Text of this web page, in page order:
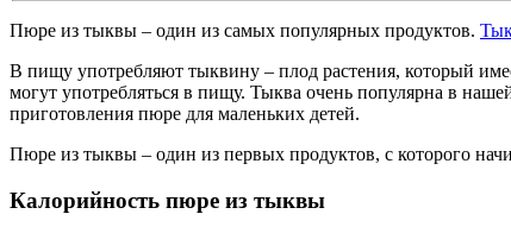
Пюре из тыквы – один из самых популярных продуктов.
В пищу употребляют тыквину – плод растения, который
могут употребляться в пищу. Тыква очень популярна в
приготовления пюре для маленьких детей.
Пюре из тыквы – один из первых продуктов, с которого
Калорийность пюре из тыквы